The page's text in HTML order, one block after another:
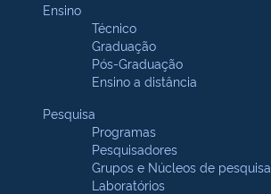
Ensino
Técnico
Graduação
Pós-Graduação
Ensino a distância
Pesquisa
Programas
Pesquisadores
Grupos e Núcleos de pesquisa
Laboratórios